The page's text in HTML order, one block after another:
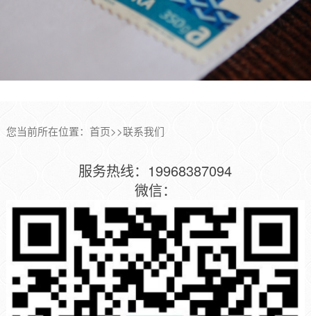
您当前所在位置： 首页>>联系我们
服务热线：19968387094
微信：